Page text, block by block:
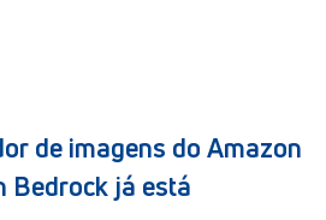
de imagens do Amazon
Bedrock já está